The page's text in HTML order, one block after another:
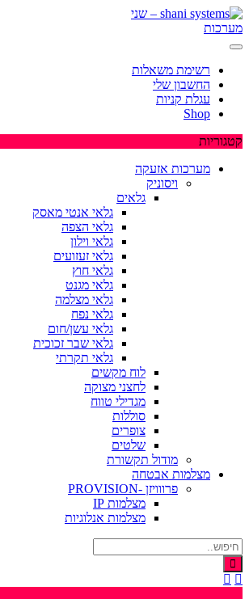
רשימת משאלות
החשבון שלי
עגלת קניות
Shop
קטגוריות
מערכות אזעקה
ויסוניק
גלאים
גלאי אנטי מאסק
גלאי הצפה
גלאי וילון
גלאי זעזועים
גלאי חוץ
גלאי מגנט
גלאי מצלמה
גלאי נפח
גלאי עשן/חום
גלאי שבר זכוכית
גלאי תקרתי
לוח מקשים
לחצני מצוקה
מגדילי טווח
סוללות
צופרים
שלטים
מודול תקשורת
מצלמות אבטחה
פרווויזן -PROVISION
מצלמות IP
מצלמות אנלוגיות